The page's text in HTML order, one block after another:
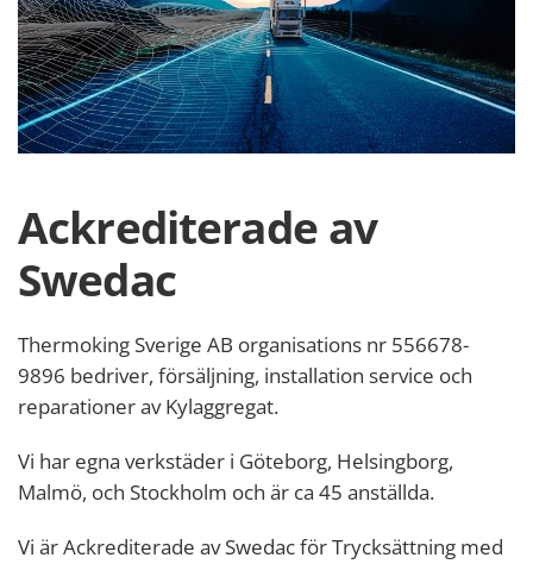
Ackrediterade av
Swedac
Thermoking Sverige AB organisations nr 556678-
9896 bedriver, försäljning, installation service och
reparationer av Kylaggregat.
Vi har egna verkstäder i Göteborg, Helsingborg,
Malmö, och Stockholm och är ca 45 anställda.
Vi är Ackrediterade av Swedac för Trycksättning med